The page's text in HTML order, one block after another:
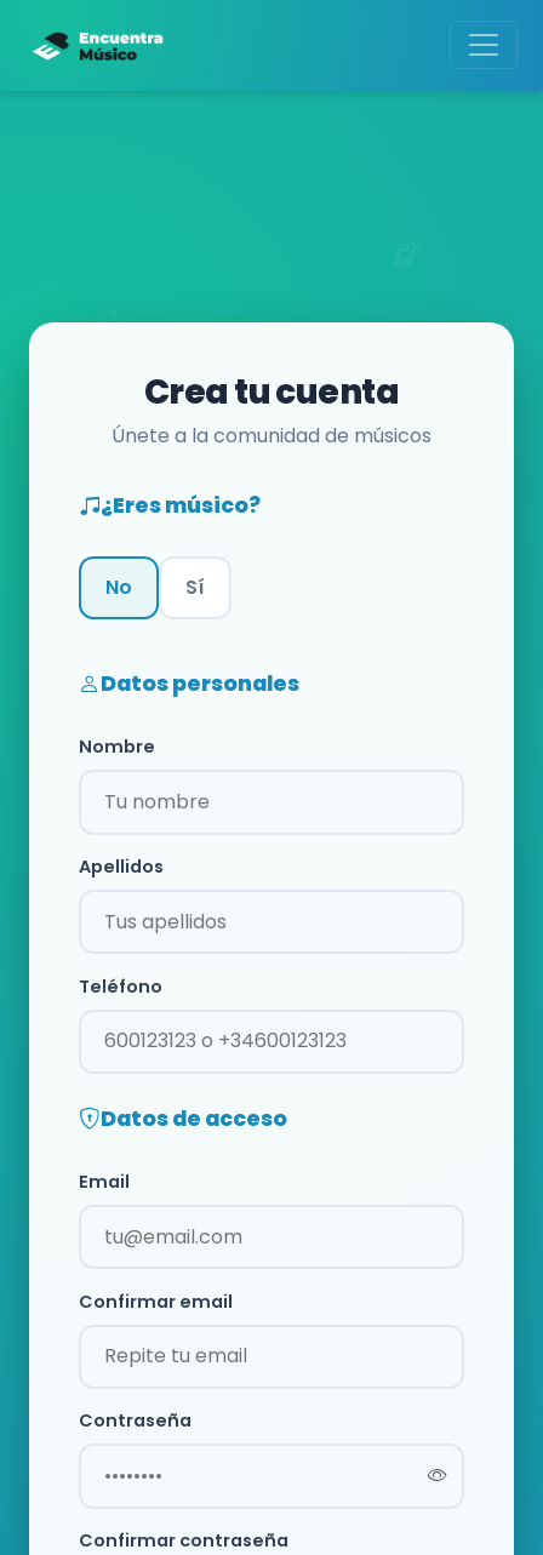
Crea tu cuenta
Únete a la comunidad de músicos
¿Eres músico?
No Sí
Datos personales
Nombre
Apellidos
Teléfono
Datos de acceso
Email
Confirmar email
Contraseña
Confirmar contraseña